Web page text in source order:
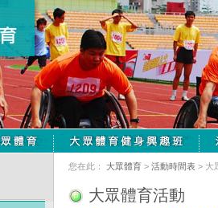
您在此： 大眾體育 > 活動時間表 > 大
大眾體育活動